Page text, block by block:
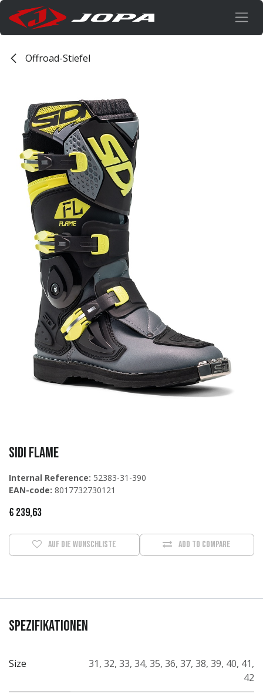
Zum Inhalt springen
Offroad-Stiefel
Sidi FLAME
Internal Reference: 52383-31-390
EAN-code: 8017732730121
€ 239,63
Add to compare
Auf die Wunschliste
Spezifikationen
Size 31, 32, 33, 34, 35, 36, 37, 38, 39, 40, 41,
42